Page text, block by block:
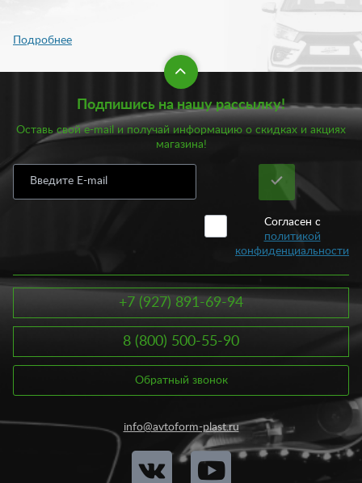
Подпишись на нашу рассылку!
Оставь свой e-mail и получай информацию о скидках и акциях
магазина!
Согласен с
политикой
конфиденциальности
+7 (927) 891-69-94
8 (800) 500-55-90
Обратный звонок
info@avtoform-plast.ru